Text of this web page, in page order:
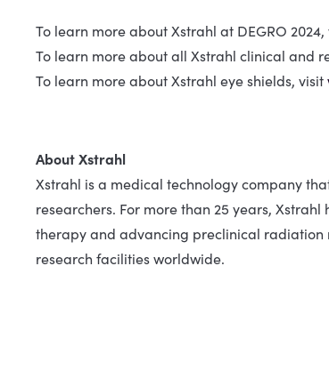
To learn more about Xstrahl at DEGRO
To learn more about all Xstrahl clinical and
To learn more about Xstrahl eye shields, visit
About Xstrahl
Xstrahl is a medical technology company
researchers. For more than 25 years,
therapy and advancing preclinical radiation
research facilities worldwide.